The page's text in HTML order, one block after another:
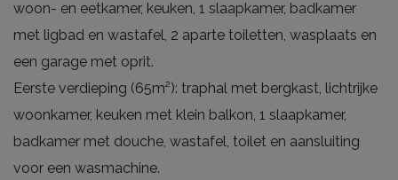
woon- en eetkamer, keuken, 1 slaapkamer, badkamer
met ligbad en wastafel, 2 aparte toiletten, wasplaats en
een garage met oprit.
Eerste verdieping (65m²): traphal met bergkast, lichtrijke
woonkamer, keuken met klein balkon, 1 slaapkamer,
badkamer met douche, wastafel, toilet en aansluiting
voor een wasmachine.